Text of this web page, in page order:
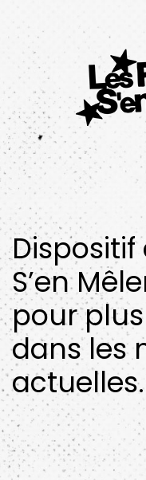
Dispositif
S’en
pour
dans les
actuelles.